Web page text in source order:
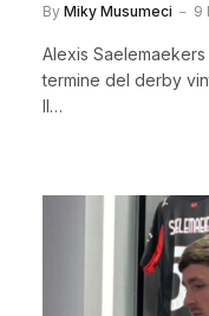
By Miky Musumeci 9
Alexis
termine del derby
Il…